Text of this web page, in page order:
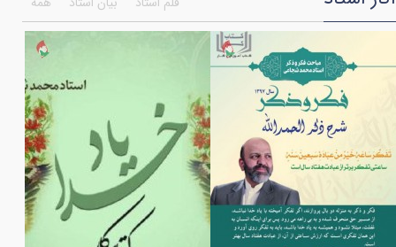
همایش اختتامیه جشنواره انسان تمام
ویژه نامه ماه شعبان المعظم
به مناسبت شهادت امام موسی کاظم علیه السلام
فضایل مولی علی علیه السلام به روایت قرآن
بر کرانه ی امام جود و سخا امام جواد (علیه السلام)
اعمال هر ماه نو و نماز اول ماه
ویژه نامه ماه رجب